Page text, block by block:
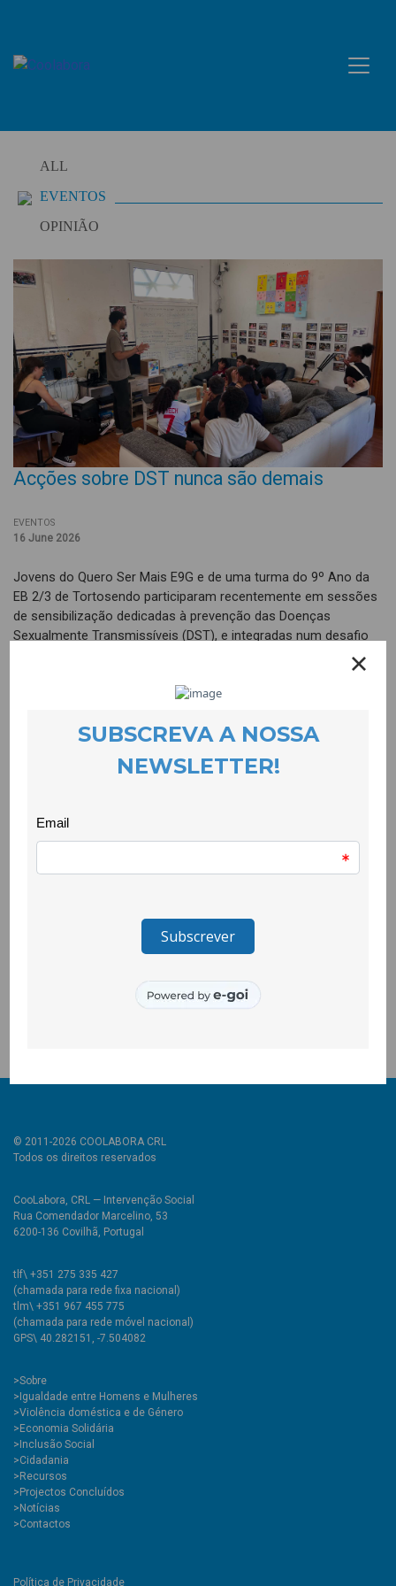
content
ALL
EVENTOS
OPINIÃO
Acções sobre DST nunca são demais
EVENTOS
16 June 2026
Jovens do Quero Ser Mais E9G e de uma turma do 9º Ano da
EB 2/3 de Tortosendo participaram recentemente em sessões
de sensibilização dedicadas à prevenção das Doenças
Sexualmente Transmissíveis (DST), e integradas num desafio
As actividades proporcionaram espaços de aprendizagem,
reflexão e esclarecimento de dúvidas, abordando temas
formas de transmissão e os métodos de prevenção.
participantes tiveram a oportunidade de identificar e
comportamentos mais seguros e responsáveis.
informadas, contribuindo para a educação para a saúde e para
O projecto Quero Ser Mais E9G é promovido pela República
Juventude, I.P. e é cofinanciado pelo Pessoas 2030, Portugal
2030 e União Europeia, através do Fundo Social Europeu.
© 2011-2026 COOLABORA CRL
Todos os direitos reservados
CooLabora, CRL — Intervenção Social
Rua Comendador Marcelino, 53
6200-136 Covilhã, Portugal
tlf\ +351 275 335 427
(chamada para rede fixa nacional)
tlm\ +351 967 455 775
(chamada para rede móvel nacional)
GPS\ 40.282151, -7.504082
>Sobre
>Igualdade entre Homens e Mulheres
>Violência doméstica e de Género
>Economia Solidária
>Inclusão Social
>Cidadania
>Recursos
>Projectos Concluídos
>Notícias
>Contactos
Política de Privacidade